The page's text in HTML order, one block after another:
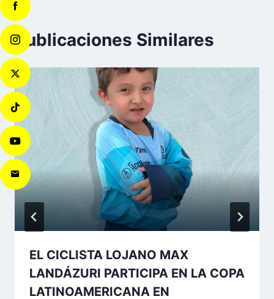
Publicaciones Similares
EL CICLISTA LOJANO MAX
LANDÁZURI PARTICIPA EN LA COPA
LATINOAMERICANA EN